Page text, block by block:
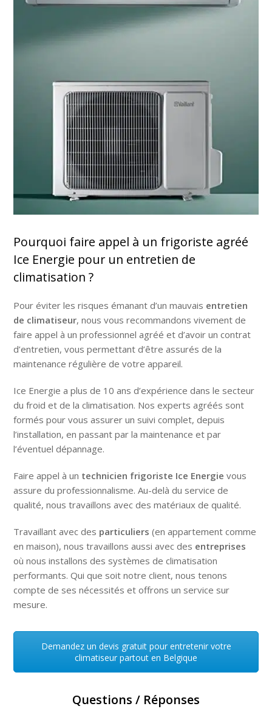
Pourquoi faire appel à un frigoriste agréé
Ice Energie pour un entretien de
climatisation ?
Pour éviter les risques émanant d’un mauvais entretien
de climatiseur, nous vous recommandons vivement de
faire appel à un professionnel agréé et d’avoir un contrat
d’entretien, vous permettant d’être assurés de la
maintenance régulière de votre appareil.
Ice Energie a plus de 10 ans d’expérience dans le secteur
du froid et de la climatisation. Nos experts agréés sont
formés pour vous assurer un suivi complet, depuis
l’installation, en passant par la maintenance et par
l’éventuel dépannage.
Faire appel à un technicien frigoriste Ice Energie vous
assure du professionnalisme. Au-delà du service de
qualité, nous travaillons avec des matériaux de qualité.
Travaillant avec des particuliers (en appartement comme
en maison), nous travaillons aussi avec des entreprises
où nous installons des systèmes de climatisation
performants. Qui que soit notre client, nous tenons
compte de ses nécessités et offrons un service sur
mesure.
Demandez un devis gratuit pour entretenir votre
climatiseur partout en Belgique
Questions / Réponses